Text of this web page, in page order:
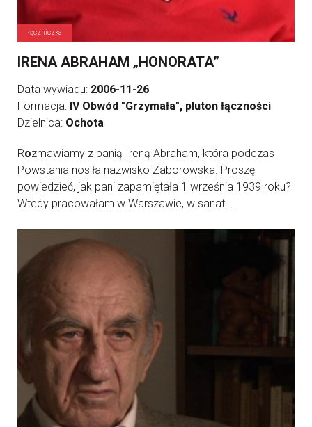
łączniczka
IRENA ABRAHAM „HONORATA”
Data wywiadu: 2006-11-26
Formacja: IV Obwód "Grzymała", pluton łączności
Dzielnica: Ochota
Rozmawiamy z panią Ireną Abraham, która podczas
Powstania nosiła nazwisko Zaborowska. Proszę
powiedzieć, jak pani zapamiętała 1 września 1939 roku?
Wtedy pracowałam w Warszawie, w sanat ...